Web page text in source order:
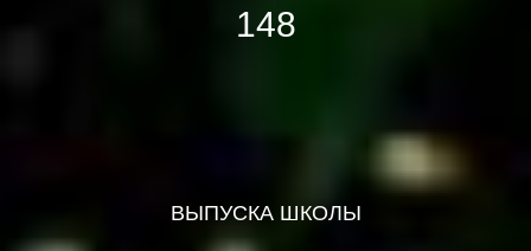
148
ВЫПУСКА ШКОЛЫ